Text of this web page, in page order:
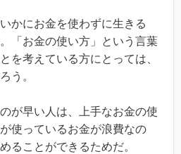
かにお金を使わずに生きる
「お金の使い方」という言葉
を考えている方にとっては、
う。
が早い人は、上手なお金の使
使っているお金が浪費なの
ることができるためだ。